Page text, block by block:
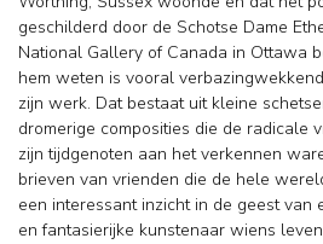
geschilderd door de Schotse Dame
National Gallery of Canada in Ottawa
hem weten is vooral
zijn werk. Dat bestaat uit kleine
dromerige composities die de radicale
zijn tijdgenoten aan het verkennen
brieven van vrienden die de hele
een interessant inzicht in de geest van
en fantasierijke kunstenaar wiens